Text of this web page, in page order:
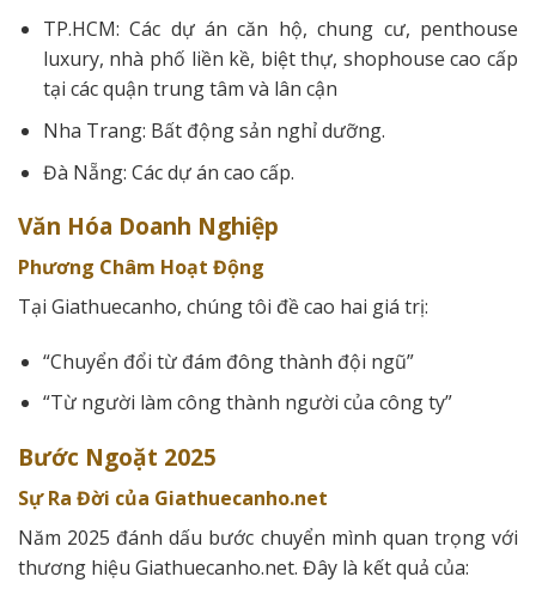
TP.HCM: Các dự án căn hộ, chung cư, penthouse
luxury, nhà phố liền kề, biệt thự, shophouse cao cấp
tại các quận trung tâm và lân cận
Nha Trang: Bất động sản nghỉ dưỡng.
Đà Nẵng: Các dự án cao cấp.
Văn Hóa Doanh Nghiệp
Phương Châm Hoạt Động
Tại Giathuecanho, chúng tôi đề cao hai giá trị:
“Chuyển đổi từ đám đông thành đội ngũ”
“Từ người làm công thành người của công ty”
Bước Ngoặt 2025
Sự Ra Đời của Giathuecanho.net
Năm 2025 đánh dấu bước chuyển mình quan trọng với
thương hiệu Giathuecanho.net. Đây là kết quả của: